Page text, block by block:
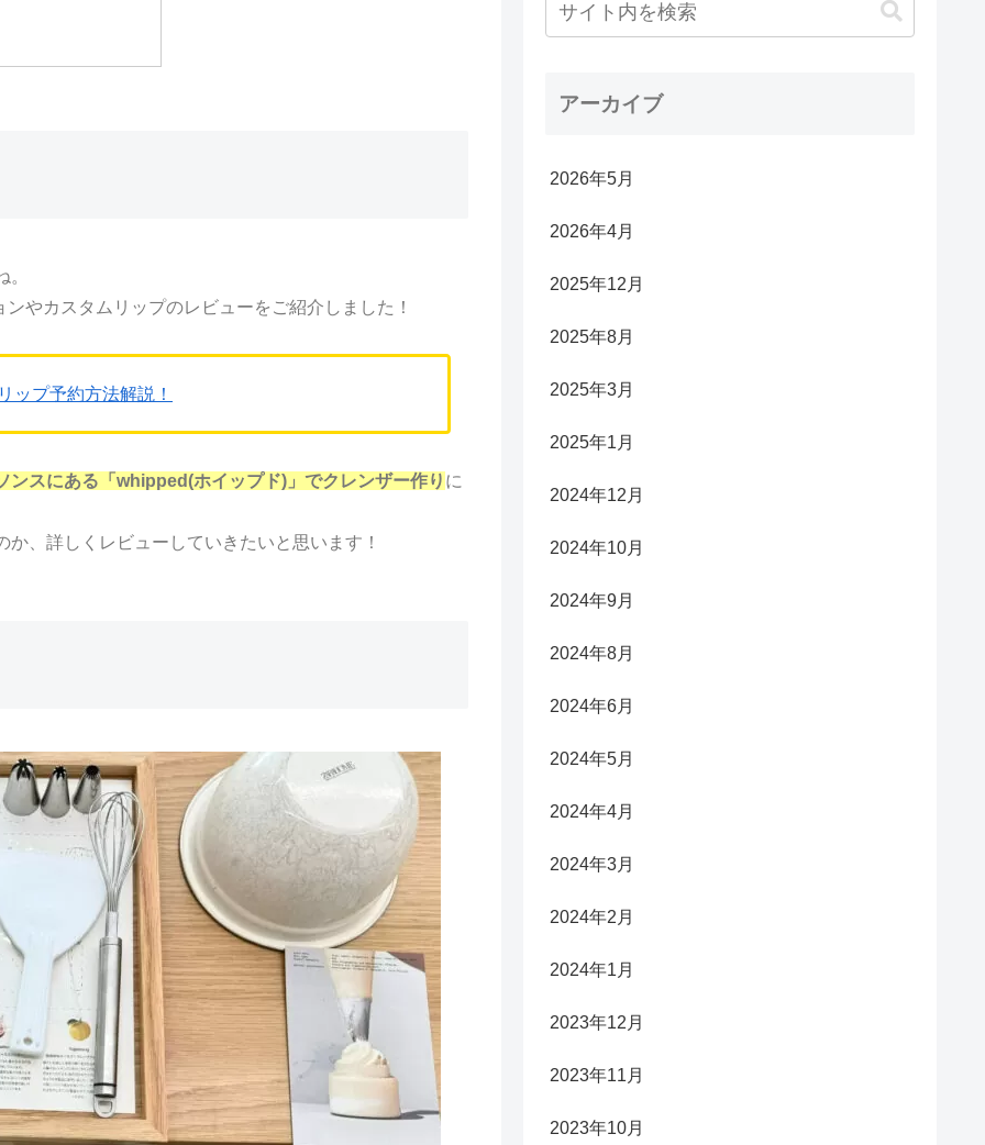
やカスタムリップのレビューをご紹介しました！
ップ予約方法解説！
ンスにある「whipped(ホイップド)」でクレンザー作り に
、詳しくレビューしていきたいと思います！
アーカイブ
2026年5月
2026年4月
2025年12月
2025年8月
2025年3月
2025年1月
2024年12月
2024年10月
2024年9月
2024年8月
2024年6月
2024年5月
2024年4月
2024年3月
2024年2月
2024年1月
2023年12月
2023年11月
2023年10月